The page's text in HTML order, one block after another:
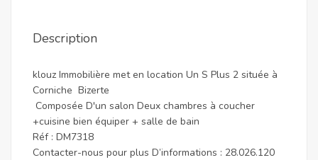
Description
klouz Immobilière met en location Un S Plus 2 située à
Corniche Bizerte
Composée D'un salon Deux chambres à coucher
+cuisine bien équiper + salle de bain
Réf : DM7318
Contacter-nous pour plus D’informations : 28.026.120